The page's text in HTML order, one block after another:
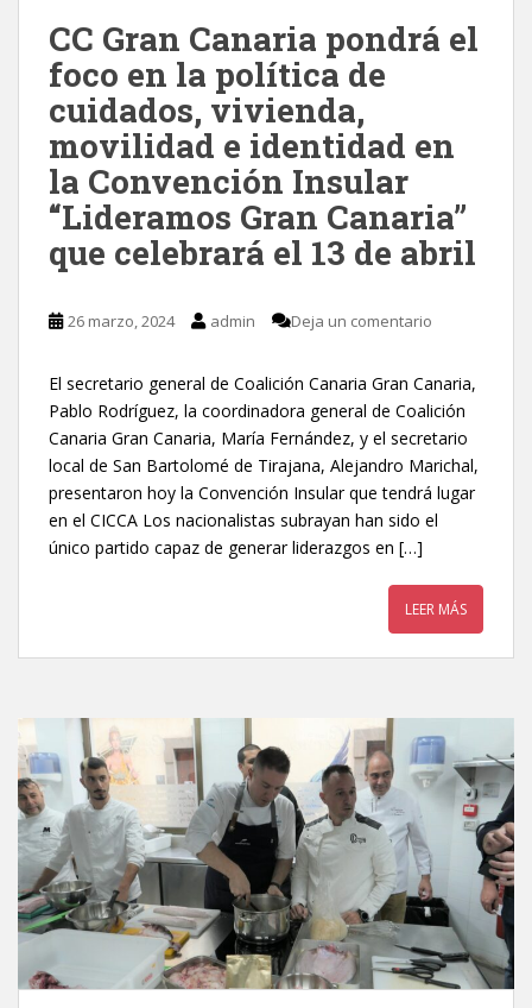
CC Gran Canaria pondrá el
foco en la política de
cuidados, vivienda,
movilidad e identidad en
la Convención Insular
“Lideramos Gran Canaria”
que celebrará el 13 de abril
26 marzo, 2024 admin Deja un comentario
El secretario general de Coalición Canaria Gran Canaria,
Pablo Rodríguez, la coordinadora general de Coalición
Canaria Gran Canaria, María Fernández, y el secretario
local de San Bartolomé de Tirajana, Alejandro Marichal,
presentaron hoy la Convención Insular que tendrá lugar
en el CICCA Los nacionalistas subrayan han sido el
único partido capaz de generar liderazgos en […]
LEER MÁS